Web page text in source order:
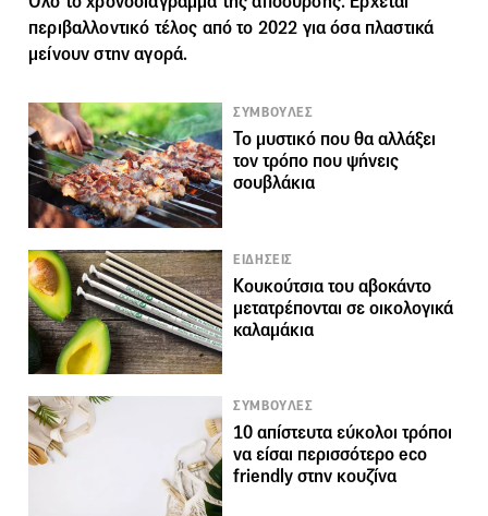
περιβαλλοντικό τέλος από το 2022 για όσα πλαστικά
μείνουν στην αγορά.
ΣΥΜΒΟΥΛΕΣ
Το μυστικό που θα αλλάξει
τον τρόπο που ψήνεις
σουβλάκια
ΕΙΔΗΣΕΙΣ
Κουκούτσια του αβοκάντο
μετατρέπονται σε οικολογικά
καλαμάκια
ΣΥΜΒΟΥΛΕΣ
10 απίστευτα εύκολοι τρόποι
να είσαι περισσότερο eco
friendly στην κουζίνα